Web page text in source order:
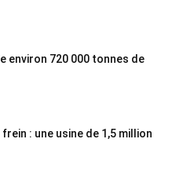
environ 720 000 tonnes de
: une usine de 1,5 million